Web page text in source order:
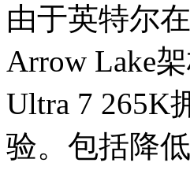
由于英特尔
Arrow Lake
Ultra 7 265K
验。包括降